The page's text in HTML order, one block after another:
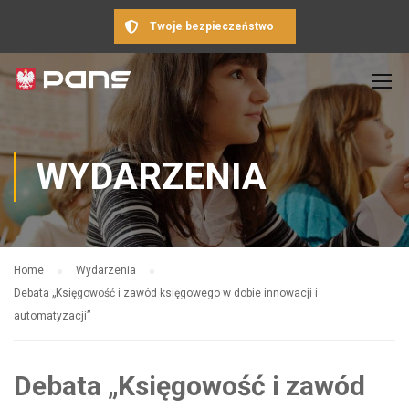
Twoje bezpieczeństwo
WYDARZENIA
Home
Wydarzenia
Debata „Księgowość i zawód księgowego w dobie innowacji i
automatyzacji”
Debata „Księgowość i zawód